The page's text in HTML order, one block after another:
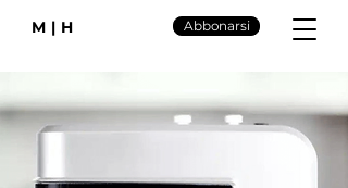
M|H Abbonarsi